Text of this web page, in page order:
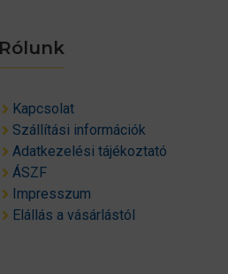
Rólunk
Kapcsolat
Szállítási információk
Adatkezelési tájékoztató
ÁSZF
Impresszum
Elállás a vásárlástól